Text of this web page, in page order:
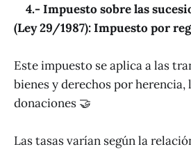
4.- Impuesto sobre las
(Ley 29/1987): Impuesto por
Este impuesto se aplica a las
bienes y derechos por herencia,
donaciones 🤝
Las tasas varían según la